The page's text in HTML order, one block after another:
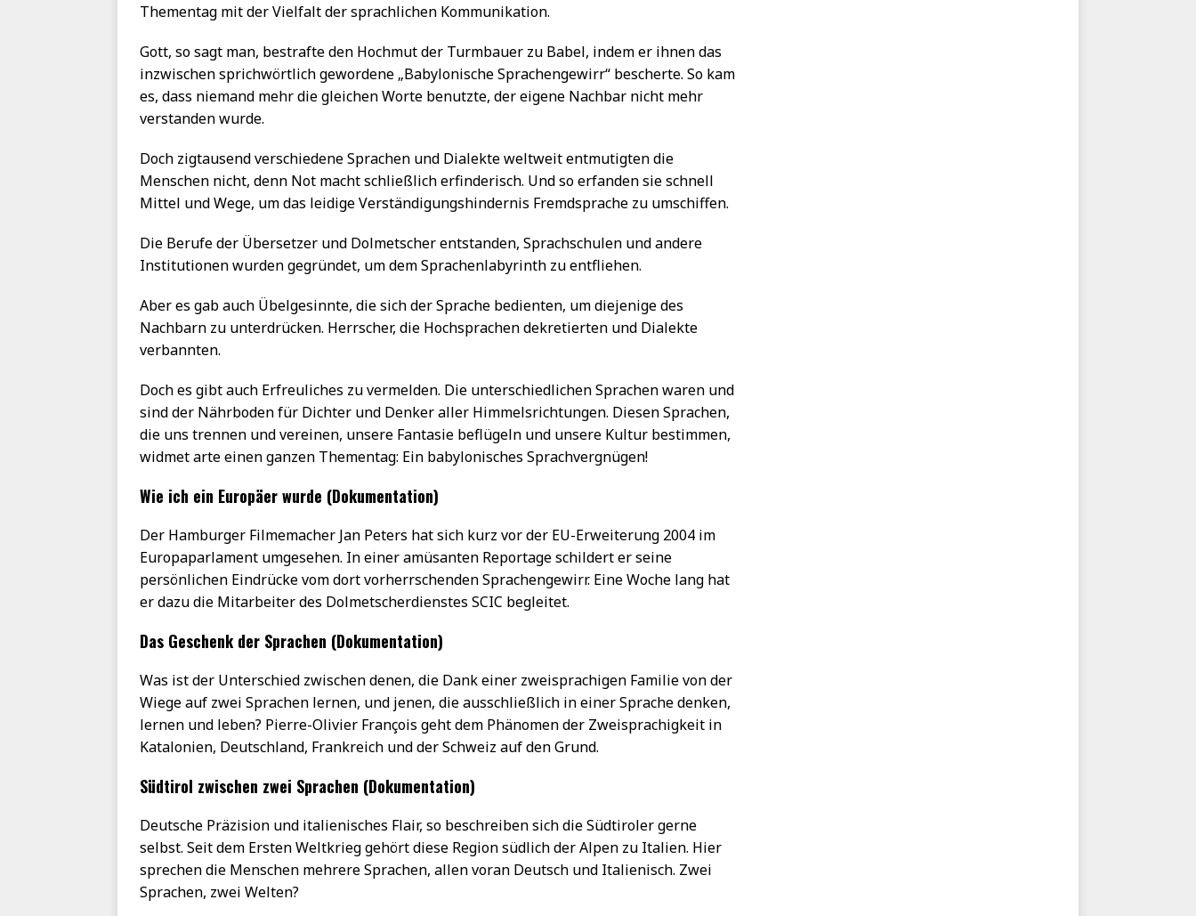
Thementag mit der Vielfalt der sprachlichen Kommunikation.
Gott, so sagt man, bestrafte den Hochmut der Turmbauer zu Babel, indem er ihnen das
inzwischen sprichwörtlich gewordene „Babylonische Sprachengewirr“ bescherte. So kam
es, dass niemand mehr die gleichen Worte benutzte, der eigene Nachbar nicht mehr
verstanden wurde.
Doch zigtausend verschiedene Sprachen und Dialekte weltweit entmutigten die
Menschen nicht, denn Not macht schließlich erfinderisch. Und so erfanden sie schnell
Mittel und Wege, um das leidige Verständigungshindernis Fremdsprache zu umschiffen.
Die Berufe der Übersetzer und Dolmetscher entstanden, Sprachschulen und andere
Institutionen wurden gegründet, um dem Sprachenlabyrinth zu entfliehen.
Aber es gab auch Übelgesinnte, die sich der Sprache bedienten, um diejenige des
Nachbarn zu unterdrücken. Herrscher, die Hochsprachen dekretierten und Dialekte
verbannten.
Doch es gibt auch Erfreuliches zu vermelden. Die unterschiedlichen Sprachen waren und
sind der Nährboden für Dichter und Denker aller Himmelsrichtungen. Diesen Sprachen,
die uns trennen und vereinen, unsere Fantasie beflügeln und unsere Kultur bestimmen,
widmet arte einen ganzen Thementag: Ein babylonisches Sprachvergnügen!
Wie ich ein Europäer wurde (Dokumentation)
Der Hamburger Filmemacher Jan Peters hat sich kurz vor der EU-Erweiterung 2004 im
Europaparlament umgesehen. In einer amüsanten Reportage schildert er seine
persönlichen Eindrücke vom dort vorherrschenden Sprachengewirr. Eine Woche lang hat
er dazu die Mitarbeiter des Dolmetscherdienstes SCIC begleitet.
Das Geschenk der Sprachen (Dokumentation)
Was ist der Unterschied zwischen denen, die Dank einer zweisprachigen Familie von der
Wiege auf zwei Sprachen lernen, und jenen, die ausschließlich in einer Sprache denken,
lernen und leben? Pierre-Olivier François geht dem Phänomen der Zweisprachigkeit in
Katalonien, Deutschland, Frankreich und der Schweiz auf den Grund.
Südtirol zwischen zwei Sprachen (Dokumentation)
Deutsche Präzision und italienisches Flair, so beschreiben sich die Südtiroler gerne
selbst. Seit dem Ersten Weltkrieg gehört diese Region südlich der Alpen zu Italien. Hier
sprechen die Menschen mehrere Sprachen, allen voran Deutsch und Italienisch. Zwei
Sprachen, zwei Welten?